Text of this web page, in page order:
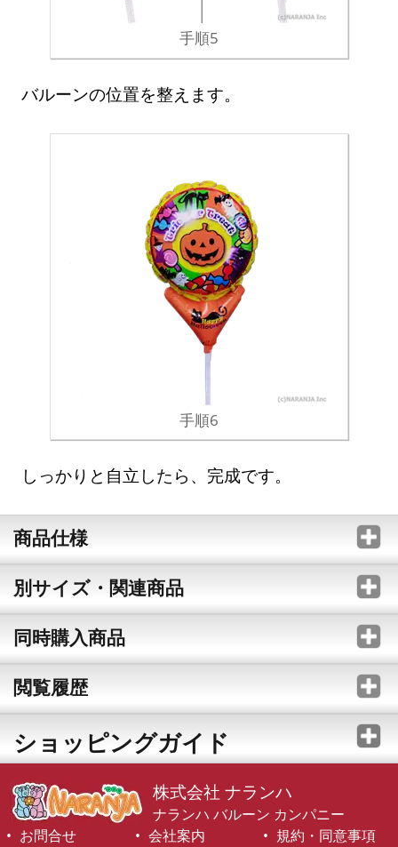
手順5
バルーンの位置を整えます。
手順6
しっかりと自立したら、完成です。
商品仕様
別サイズ・関連商品
同時購入商品
閲覧履歴
ショッピングガイド
株式会社 ナランハ
ナランハ バルーン カンパニー
お問合せ
会社案内 規約・同意事項